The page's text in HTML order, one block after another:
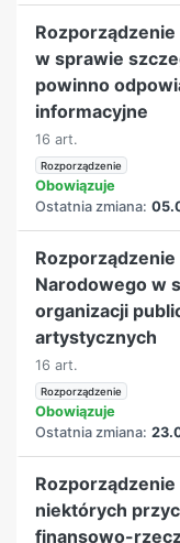
w sprawie
powinno
informacyjne
16 art.
Rozporządzenie
Obowiązuje
Ostatnia zmiana:
Narodowego w
organizacji
artystycznych
16 art.
Rozporządzenie
Obowiązuje
Ostatnia zmiana:
niektórych
finansowo-